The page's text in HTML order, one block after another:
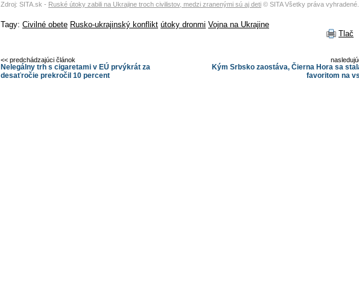
Zdroj: SITA.sk - Ruské útoky zabili na Ukrajine troch civilistov, medzi zranenými sú aj deti © SITA Všetky práva vyhradené.
Tagy: Civilné obete Rusko-ukrajinský konflikt útoky dronmi Vojna na Ukrajine
Tlač
Kým Srbsko zaostáva, Čierna Hora sa
favoritom na
<< predchádzajúci článok
Nelegálny trh s cigaretami v EÚ prvýkrát za
desaťročie prekročil 10 percent